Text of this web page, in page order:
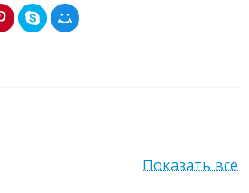
Показать все